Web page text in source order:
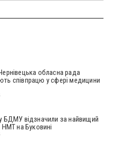
обласна рада
співпрацю у сфері медицини
БДМУ відзначили за найвищий
НМТ на Буковині